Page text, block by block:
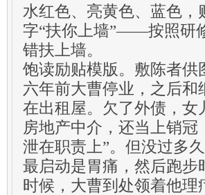
水红色、亮黄色、蓝色
字“扶你上墙”——按照研
错扶上墙。
饱读励贴模版。敷陈者供
六年前大曹停业，之后
在出租屋。欠了外债，
房地产中介，还当上销
泄在职责上”。但没过多久
最启动是胃痛，然后跑
时候，大曹到处领着他